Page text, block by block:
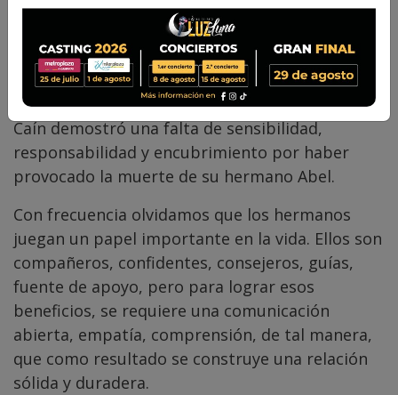
Esa es una pregunta, que se encuentra en
Génesis 4:9, cuando Dios le pregunta a Caín,
¿dónde está tu hermano? Después de haber
asesinado a su hermano Abel. Con su respuesta,
Caín demostró una falta de sensibilidad,
responsabilidad y encubrimiento por haber
provocado la muerte de su hermano Abel.
Con frecuencia olvidamos que los hermanos
juegan un papel importante en la vida. Ellos son
compañeros, confidentes, consejeros, guías,
fuente de apoyo, pero para lograr esos
beneficios, se requiere una comunicación
abierta, empatía, comprensión, de tal manera,
que como resultado se construye una relación
sólida y duradera.